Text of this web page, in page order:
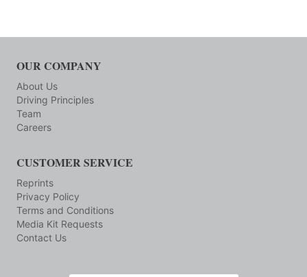
OUR COMPANY
About Us
Driving Principles
Team
Careers
CUSTOMER SERVICE
Reprints
Privacy Policy
Terms and Conditions
Media Kit Requests
Contact Us